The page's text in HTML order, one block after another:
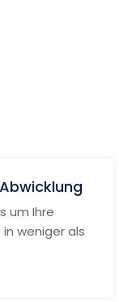
um Ihre
weniger als